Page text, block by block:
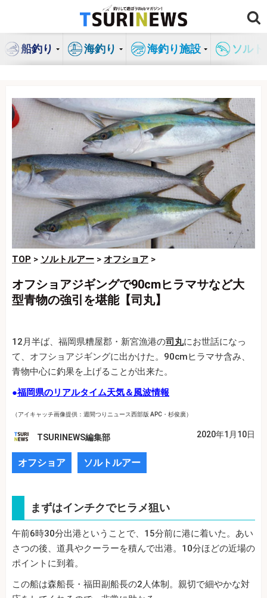
ン
船釣り 海釣り 海釣り施設 ソル
TOP > ソルトルアー > オフショア >
オフショアジギングで90cmヒラマサなど大
型青物の強引を堪能【司丸】
12月半ば、福岡県糟屋郡・新宮漁港の司丸にお世話になっ
て、オフショアジギングに出かけた。90cmヒラマサ含み、
青物中心に釣果を上げることが出来た。
●福岡県のリアルタイム天気＆風波情報
（アイキャッチ画像提供：週間つりニュース西部版 APC・杉俊廣）
TSURINEWS編集部 2020年1月10日
オフショア ソルトルアー
まずはインチクでヒラメ狙い
午前6時30分出港ということで、15分前に港に着いた。あい
さつの後、道具やクーラーを積んで出港。10分ほどの近場の
ポイントに到着。
この船は森船長・福田副船長の2人体制。親切で細やかな対